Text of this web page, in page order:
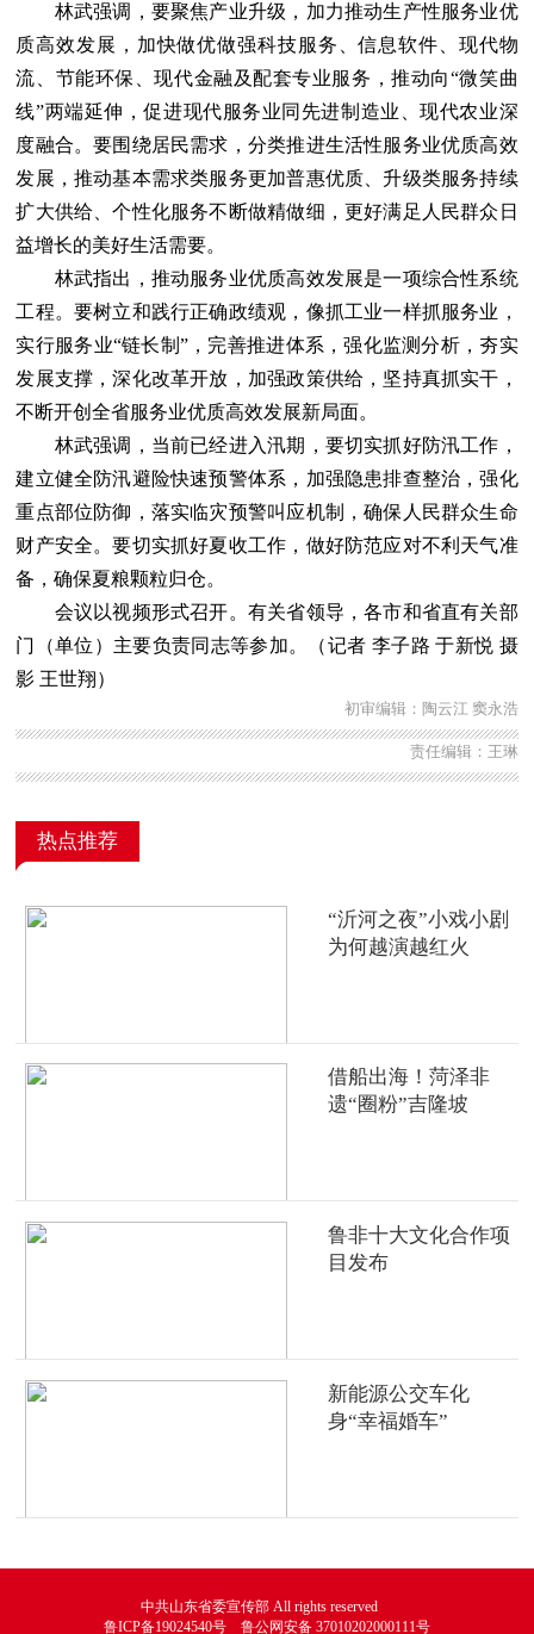
林武强调，要聚焦产业升级，加力推动生产性服务业优
质高效发展，加快做优做强科技服务、信息软件、现代物
流、节能环保、现代金融及配套专业服务，推动向“微笑曲
线”两端延伸，促进现代服务业同先进制造业、现代农业深
度融合。要围绕居民需求，分类推进生活性服务业优质高效
发展，推动基本需求类服务更加普惠优质、升级类服务持续
扩大供给、个性化服务不断做精做细，更好满足人民群众日
益增长的美好生活需要。
林武指出，推动服务业优质高效发展是一项综合性系统
工程。要树立和践行正确政绩观，像抓工业一样抓服务业，
实行服务业“链长制”，完善推进体系，强化监测分析，夯实
发展支撑，深化改革开放，加强政策供给，坚持真抓实干，
不断开创全省服务业优质高效发展新局面。
林武强调，当前已经进入汛期，要切实抓好防汛工作，
建立健全防汛避险快速预警体系，加强隐患排查整治，强化
重点部位防御，落实临灾预警叫应机制，确保人民群众生命
财产安全。要切实抓好夏收工作，做好防范应对不利天气准
备，确保夏粮颗粒归仓。
会议以视频形式召开。有关省领导，各市和省直有关部
门（单位）主要负责同志等参加。（记者 李子路 于新悦 摄
影 王世翔）
初审编辑：陶云江 窦永浩
责任编辑：王琳
热点推荐
“沂河之夜”小戏小剧
为何越演越红火
借船出海！菏泽非
遗“圈粉”吉隆坡
鲁非十大文化合作项
目发布
新能源公交车化
身“幸福婚车”
中共山东省委宣传部 All rights reserved
鲁ICP备19024540号 鲁公网安备 37010202000111号